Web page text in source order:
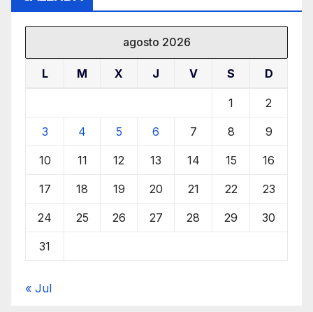
agosto 2026
L M X J V S D
1 2
3 4 5 6 7 8 9
10 11 12 13 14 15 16
17 18 19 20 21 22 23
24 25 26 27 28 29 30
31
« Jul